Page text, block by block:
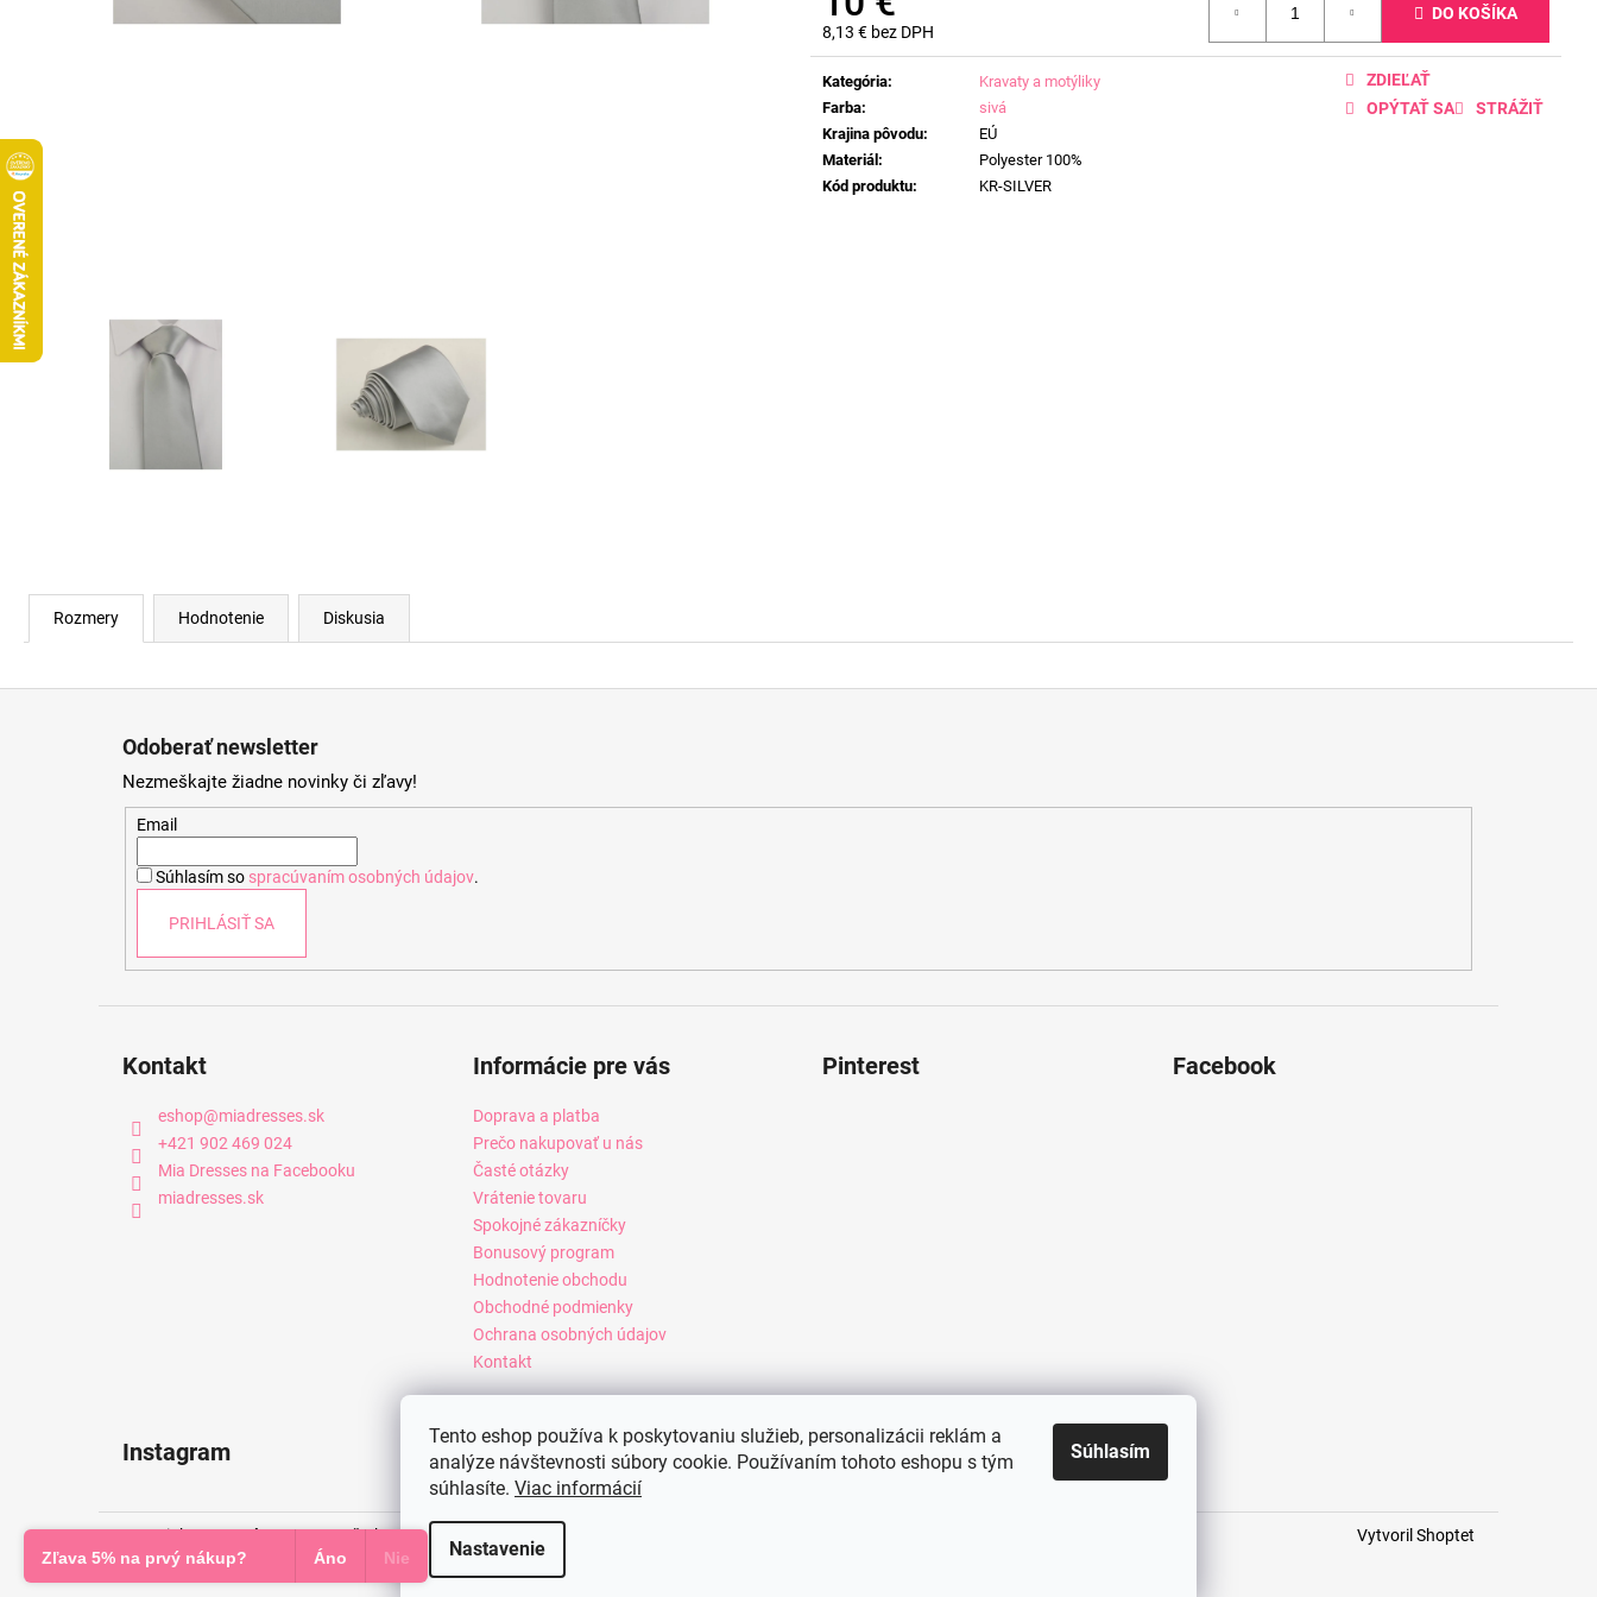
Tento eshop používa k poskytovaniu služieb, personalizácii reklám a
analýze návštevnosti súbory cookie. Používaním tohoto eshopu s tým
súhlasíte. Viac informácií
Nastavenie
Súhlasím
8,13 € bez DPH
Jednotková
cena:
DO KOŠÍKA
Kategória:
Kravaty a motýliky
Farba:
sivá
Krajina pôvodu:
EÚ
Materiál:
Polyester 100%
Kód produktu: KR-SILVER
OPÝTAŤ SA STRÁŽIŤ
ZDIEĽAŤ
Rozmery Hodnotenie Diskusia
Odoberať newsletter
Nezmeškajte žiadne novinky či zľavy!
Email
Súhlasím so spracúvaním osobných údajov.
PRIHLÁSIŤ SA
Kontakt
eshop@miadresses.sk
+421 902 469 024
Mia Dresses na Facebooku
miadresses.sk
Informácie pre vás
Doprava a platba
Prečo nakupovať u nás
Časté otázky
Vrátenie tovaru
Spokojné zákazníčky
Bonusový program
Hodnotenie obchodu
Obchodné podmienky
Ochrana osobných údajov
Kontakt
Pinterest Facebook
Instagram
Vytvoril Shoptet
Copyright 2026Mia Dresses. Všetky práva vyhradené.
Zľava 5% na prvý nákup?
Áno Nie